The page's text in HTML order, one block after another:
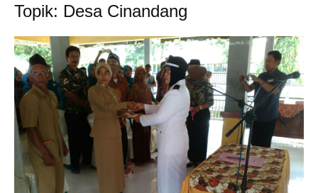
Topik: Desa Cinandang